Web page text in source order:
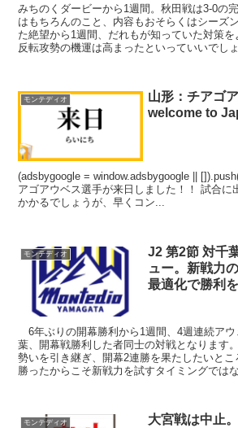
みちのくダービーから1週間。秋田戦は3-0の
はもちろんのこと、内容もおそらくはシーズ
た絶望から1週間、だれもが知っていた対策
反転攻勢の機運は高まったといっていいでし
モンテディオ
山形：チアゴ
welcome to
(adsbygoogle = window.adsbygoogle ||
アゴアウベス選手が来日しました！！ 試合に
かかるでしょうが、早くコン...
モンテディオ
J2 第2節 対千
ュー。新戦力
最適化で勝利を
6年ぶりの開幕勝利から1週間、4週連続ア
葉、開幕戦勝利した者同士の対戦となります
勢いを引き継ぎ、開幕2連勝を果たしたいと
勝ったからこそ新戦力を試すタイミングでは
モンテディオ
大宮戦は中止